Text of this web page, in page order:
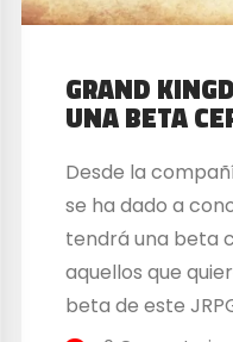
GRAND
UNA BETA
Desde la
se ha dado a
tendrá una beta
aquellos que
beta de este